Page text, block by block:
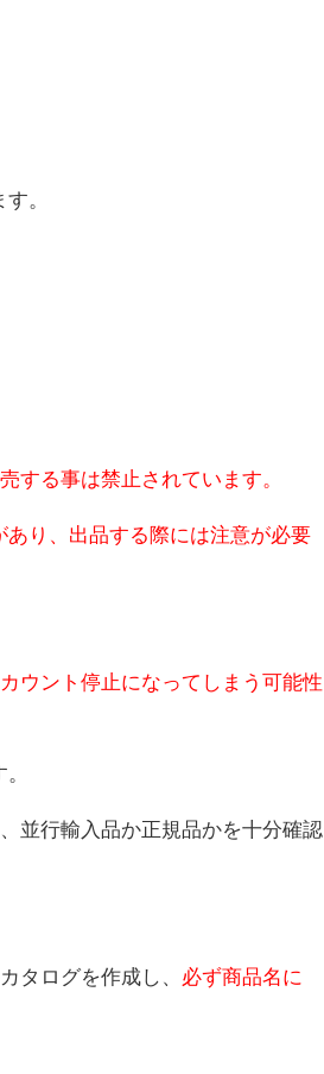
。
する事は禁止されています。
り、出品する際には注意が必要
ウント停止になってしまう可能性
並行輸入品か正規品かを十分確認
タログを作成し、 必ず商品名に